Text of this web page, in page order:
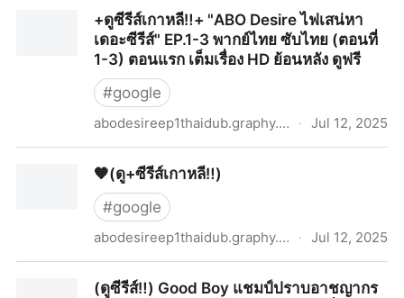
ฟรี ไทย ละคร | ตอนที่ 12 ย้อนหลังเต็มเรื่อง HD ฟรี!
+ดูซีรีส์เกาหลี‼️+ "ABO Desire ไฟเสน่หา
เดอะซีรีส์" EP.1-3 พากย์ไทย ซับไทย (ตอนที่
1-3) ตอนแรก เต็มเรื่อง HD ย้อนหลัง ดูฟรี
#google
abodesireep1thaidub.graphy.com · Jul 12, 2025
พากย์ไทย ซับไทย (ตอนที่ 1-3) ตอนแรก เต็มเรื่อง HD ย้อน
🧡(ดู+ซีรีส์เกาหลี‼️)
#google
abodesireep1thaidub.graphy.com · Jul 12, 2025
(ดูซีรีส์‼️) Good Boy แชมป์ปราบอาชญากร